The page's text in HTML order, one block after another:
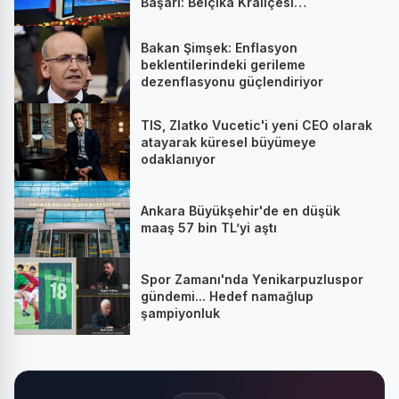
Bakan Şimşek: Enflasyon
beklentilerindeki gerileme
dezenflasyonu güçlendiriyor
TIS, Zlatko Vucetic'i yeni CEO olarak
atayarak küresel büyümeye
odaklanıyor
Ankara Büyükşehir'de en düşük
maaş 57 bin TL’yi aştı
Spor Zamanı'nda Yenikarpuzluspor
gündemi... Hedef namağlup
şampiyonluk